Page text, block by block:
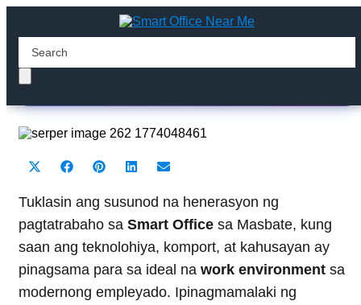
Masbate
Share
T
w
i
t
e
)
Share
c
e
b
o
k
Share
n
t
e
e
s
Share
n
k
e
d
I
n
Share
a
i
l
Tuklasin ang susunod na henerasyon ng
pagtatrabaho sa Smart Office sa Masbate, kung
saan ang teknolohiya, komport, at kahusayan ay
pinagsama para sa ideal na work environment sa
modernong empleyado. Ipinagmamalaki ng